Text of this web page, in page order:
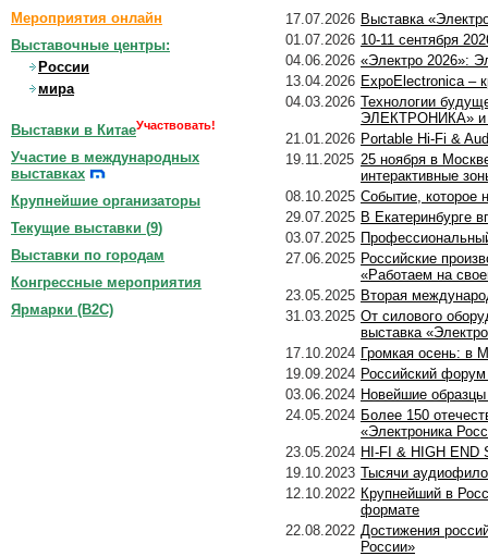
17.07.2026 Выставка
01.07.2026 10-11 сентября
04.06.2026 «Электро 2026»:
13.04.2026 ExpoElectronica –
04.03.2026 Технологии
ЭЛЕКТРОНИКА»
21.01.2026 Portable Hi-Fi &
19.11.2025 25 ноября в
интерактивные
08.10.2025 Событие, которое
29.07.2025 В Екатеринбурге
03.07.2025
27.06.2025 Российские
«Работаем на
23.05.2025 Вторая
31.03.2025 От силового
выставка
17.10.2024 Громкая осень: в
19.09.2024 Российский
03.06.2024 Новейшие образцы
24.05.2024 Более 150
«Электроника
23.05.2024 HI-FI & HIGH END
19.10.2023 Тысячи
12.10.2022 Крупнейший в
формате
22.08.2022 Достижения
России»
Мероприятия онлайн
Выставочные центры:
России
мира
Выставки в КитаеУчаствовать!
Участие в международных
выставках
Крупнейшие организаторы
Текущие выставки (9)
Выставки по городам
Конгрессные мероприятия
Ярмарки (B2C)